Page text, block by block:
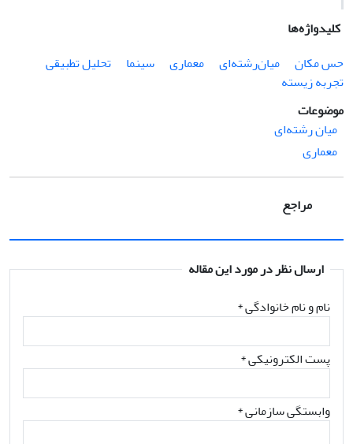
کلیدواژه‌ها
حس مکان
میان‌رشته‌ای معماری سینما
تحلیل تطبیقی
تجربه زیسته
موضوعات
میان رشته‌ای
معماری
مراجع
ارسال نظر در مورد این مقاله
نام و نام خانوادگی*
پست الکترونیکی*
وابستگی سازمانی *